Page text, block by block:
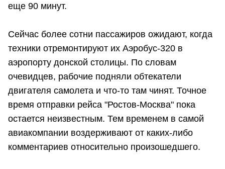
еще 90 минут.
Сейчас более сотни пассажиров ожидают, когда
техники отремонтируют их Аэробус-320 в
аэропорту донской столицы. По словам
очевидцев, рабочие подняли обтекатели
двигателя самолета и что-то там чинят. Точное
время отправки рейса "Ростов-Москва" пока
остается неизвестным. Тем временем в самой
авиакомпании воздерживают от каких-либо
комментариев относительно произошедшего.